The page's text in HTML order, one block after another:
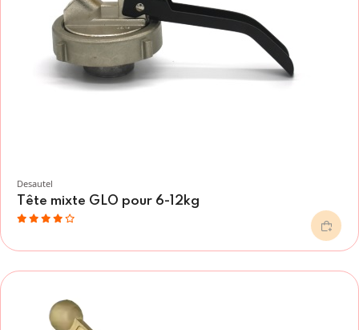
Desautel
Tête mixte GLO pour 6-12kg